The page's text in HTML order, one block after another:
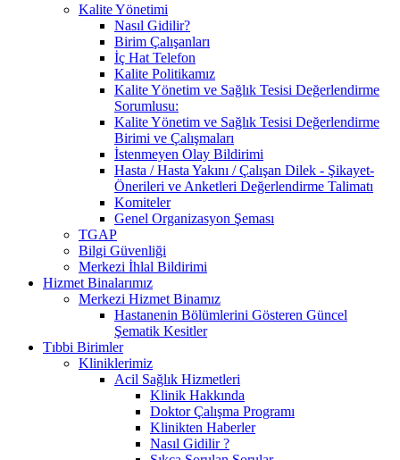
Kalite Yönetimi
Nasıl Gidilir?
Birim Çalışanları
İç Hat Telefon
Kalite Politikamız
Kalite Yönetim ve Sağlık Tesisi Değerlendirme
Sorumlusu:
Kalite Yönetim ve Sağlık Tesisi Değerlendirme
Birimi ve Çalışmaları
İstenmeyen Olay Bildirimi
Hasta / Hasta Yakını / Çalışan Dilek - Şikayet-
Önerileri ve Anketleri Değerlendirme Talimatı
Komiteler
Genel Organizasyon Şeması
TGAP
Bilgi Güvenliği
Merkezi İhlal Bildirimi
Hizmet Binalarımız
Merkezi Hizmet Binamız
Hastanenin Bölümlerini Gösteren Güncel
Şematik Kesitler
Tıbbi Birimler
Kliniklerimiz
Acil Sağlık Hizmetleri
Klinik Hakkında
Doktor Çalışma Programı
Klinikten Haberler
Nasıl Gidilir ?